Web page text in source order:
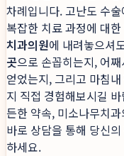
차례입니다. 고난도 수
복잡한 치료 과정에 대
치과의원에 내려놓으셔
곳으로 손꼽히는지, 어째
얻었는지, 그리고 마침내
지 직접 경험해보시길
든한 약속, 미소나무치
바로 상담을 통해 당신
하세요.